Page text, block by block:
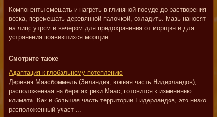
Компоненты смешать и нагреть в глиняной посуде до растворения
воска, перемешать деревянной палочкой, охладить. Мазь наносят
на лицо утром и вечером для предохранения от морщин и для
устранения появившихся морщин.
Смотрите также
Адаптация к глобальному потеплению
Деревня Маасбоммель (Зеландия, южная часть Нидерландов),
расположенная на берегах реки Маас, готовится к изменению
климата. Как и большая часть территории Нидерландов, это низко
расположенный участ ...